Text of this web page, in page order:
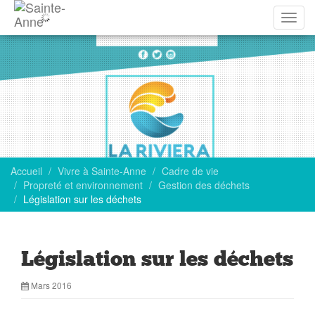
la
Accueil Vivre à Sainte-Anne
Cadre de vie
Propreté et environnement
Gestion des déchets
Législation sur les déchets
Législation sur les déchets
Mars 2016